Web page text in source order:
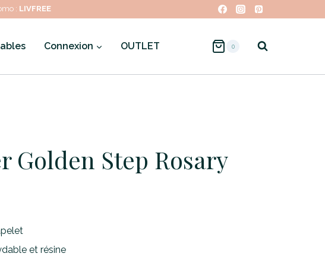
: LIVFREE
Connexion OUTLET 0
Golden Step Rosary
et résine